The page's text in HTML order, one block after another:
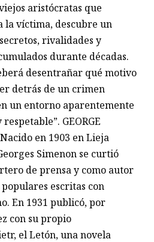
aristócratas que
la víctima, descubre un
rivalidades y
durante décadas.
desentrañar qué motivo
detrás de un crimen
un entorno aparentemente
GEORGE
en 1903 en Lieja
Simenon se curtió
de prensa y como autor
escritas con
En 1931 publicó, por
con su propio
el Letón, una novela